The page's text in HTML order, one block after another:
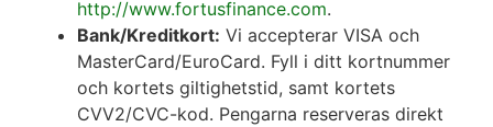
http://www.fortusfinance.com.
Bank/Kreditkort: Vi accepterar VISA och
MasterCard/EuroCard. Fyll i ditt kortnummer
och kortets giltighetstid, samt kortets
CVV2/CVC-kod. Pengarna reserveras direkt